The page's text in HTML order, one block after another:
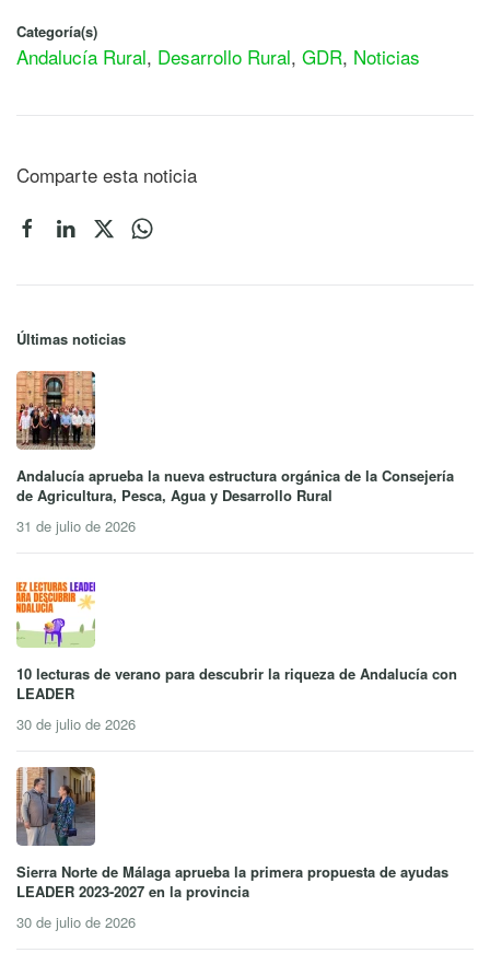
Categoría(s)
Andalucía Rural, Desarrollo Rural, GDR, Noticias
Comparte esta noticia
Últimas noticias
Andalucía aprueba la nueva estructura orgánica de la Consejería
de Agricultura, Pesca, Agua y Desarrollo Rural
31 de julio de 2026
10 lecturas de verano para descubrir la riqueza de Andalucía con
LEADER
30 de julio de 2026
Sierra Norte de Málaga aprueba la primera propuesta de ayudas
LEADER 2023-2027 en la provincia
30 de julio de 2026